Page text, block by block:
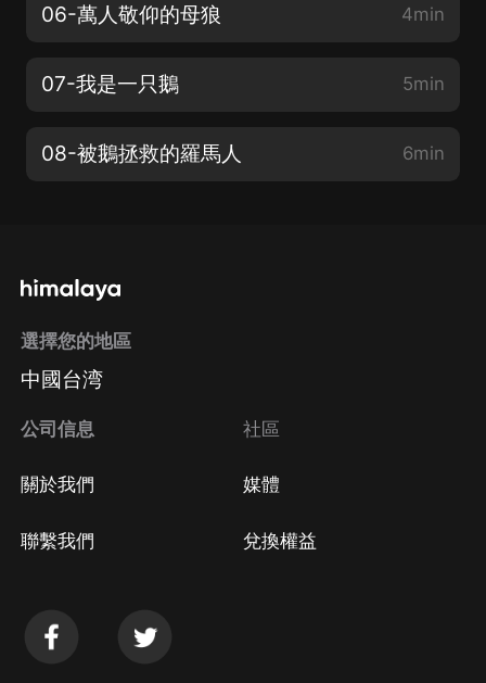
06-萬人敬仰的母狼 4min
07-我是一只鵝 5min
08-被鵝拯救的羅馬人 6min
選擇您的地區
中國台湾
公司信息
關於我們
聯繫我們
社區
媒體
兌換權益